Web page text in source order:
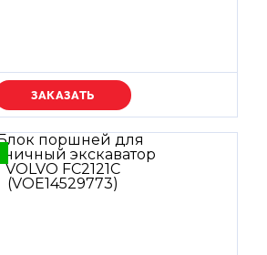
Уточняйте цену